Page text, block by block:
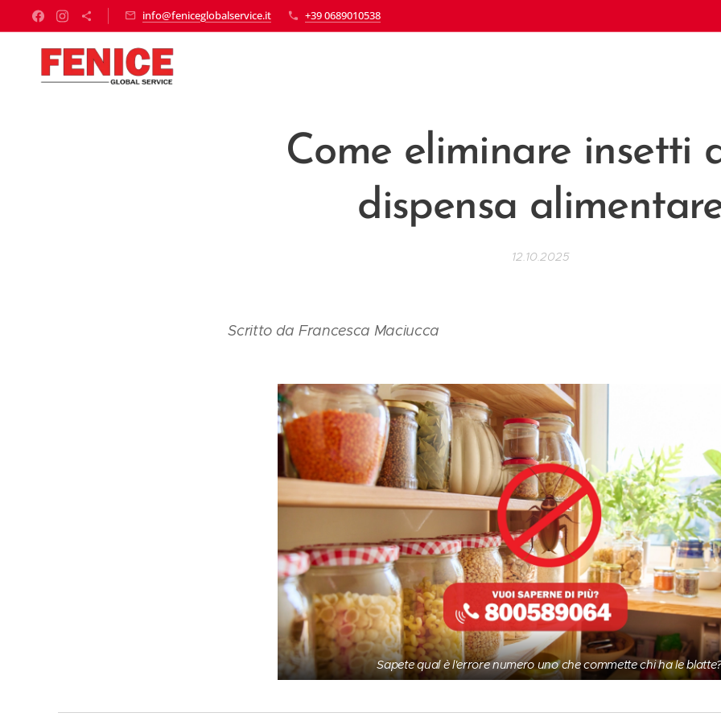
info@feniceglobalservice.it +39 0689010538
Come eliminare insetti
dispensa
12.10.2025
✍️Scritto da Francesca Maciucca
🪳 Sapete qual è l'errore numero uno che commette chi ha le blatte?